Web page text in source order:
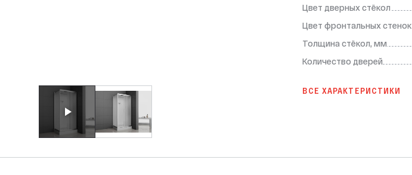
Цвет дверных стёкол
Цвет фронтальных стенок
Толщина стёкол, мм
Количество дверей
ВСЕ ХАРАКТЕРИСТИКИ